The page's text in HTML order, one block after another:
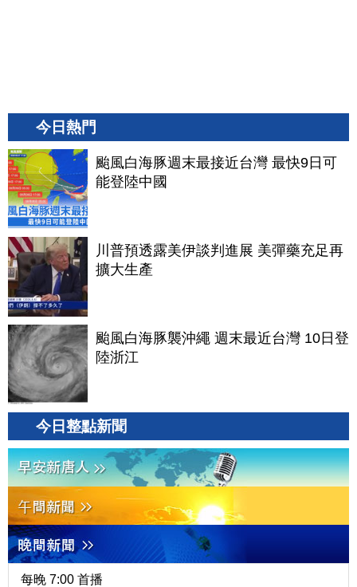
今日熱門
颱風白海豚週末最接近台灣 最快9日可
能登陸中國
川普預透露美伊談判進展 美彈藥充足再
擴大生產
颱風白海豚襲沖繩 週末最近台灣 10日登
陸浙江
今日整點新聞
每晚 7:00 首播